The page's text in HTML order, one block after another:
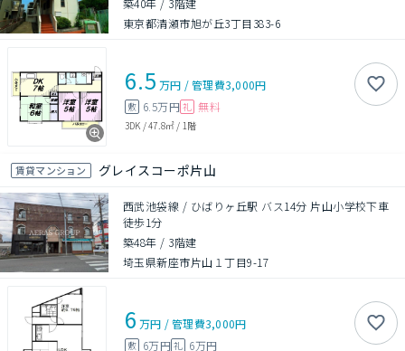
築40年 / 3階建
東京都清瀬市旭が丘3丁目383-6
6.5 万円 /管理費3,000円
敷 6.5万円 礼 無料
3DK /47.8㎡ / 1階
賃貸マンション グレイスコーポ片山
西武池袋線 / ひばりヶ丘駅 バス14分 片山小学校下車
徒歩1分
築48年 / 3階建
埼玉県新座市片山１丁目9-17
6 万円 /管理費3,000円
敷 6万円礼 6万円